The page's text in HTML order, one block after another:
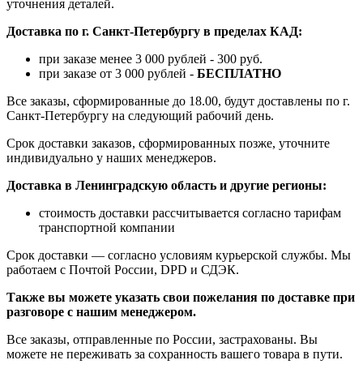
уточнения деталей.
Доставка по г. Санкт-Петербургу в пределах КАД:
при заказе менее 3 000 рублей - 300 руб.
при заказе от 3 000 рублей - БЕСПЛАТНО
Все заказы, сформированные до 18.00, будут доставлены по г.
Санкт-Петербургу на следующий рабочий день.
Срок доставки заказов, сформированных позже, уточните
индивидуально у наших менеджеров.
Доставка в Ленинградскую область и другие регионы:
стоимость доставки рассчитывается согласно тарифам
транспортной компании
Срок доставки — согласно условиям курьерской службы. Мы
работаем с Почтой России, DPD и СДЭК.
Также вы можете указать свои пожелания по доставке при
разговоре с нашим менеджером.
Все заказы, отправленные по России, застрахованы. Вы
можете не переживать за сохранность вашего товара в пути.